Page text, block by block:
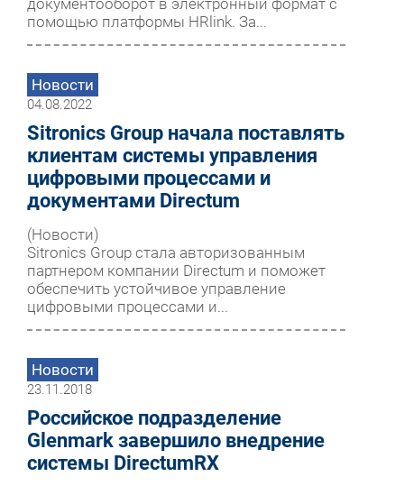
помощью платформы HRlink. За...
Новости
04.08.2022
Sitronics Group начала поставлять
клиентам системы управления
цифровыми процессами и
документами Directum
(Новости)
Sitronics Group стала авторизованным
партнером компании Directum и поможет
обеспечить устойчивое управление
цифровыми процессами и...
Новости
23.11.2018
Российское подразделение
Glenmark завершило внедрение
системы DirectumRX